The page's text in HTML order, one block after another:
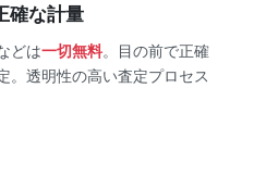
確な計量
どは一切無料。目の前で正確
。透明性の高い査定プロセス